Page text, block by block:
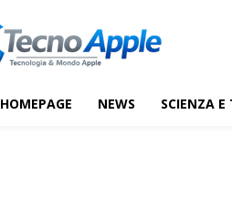
HOMEPAGE NEWS SCIENZA E